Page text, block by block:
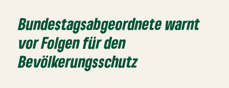
Bundestagsabgeordnete warnt
vor Folgen für den
Bevölkerungsschutz